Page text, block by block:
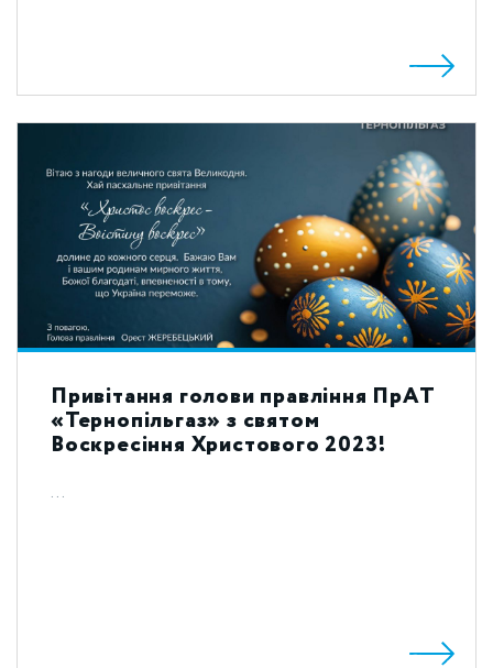
Привітання голови правління ПрАТ
«Тернопільгаз» з святом
Воскресіння Христового 2023!
...